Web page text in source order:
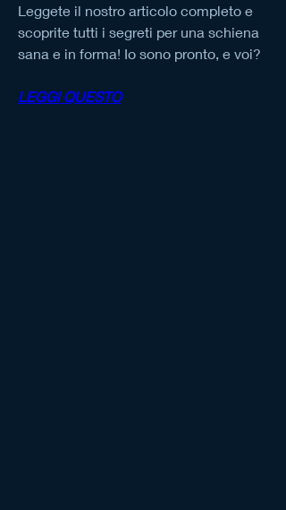
Leggete il nostro articolo completo e
scoprite tutti i segreti per una schiena
sana e in forma! Io sono pronto, e voi?
LEGGI QUESTO